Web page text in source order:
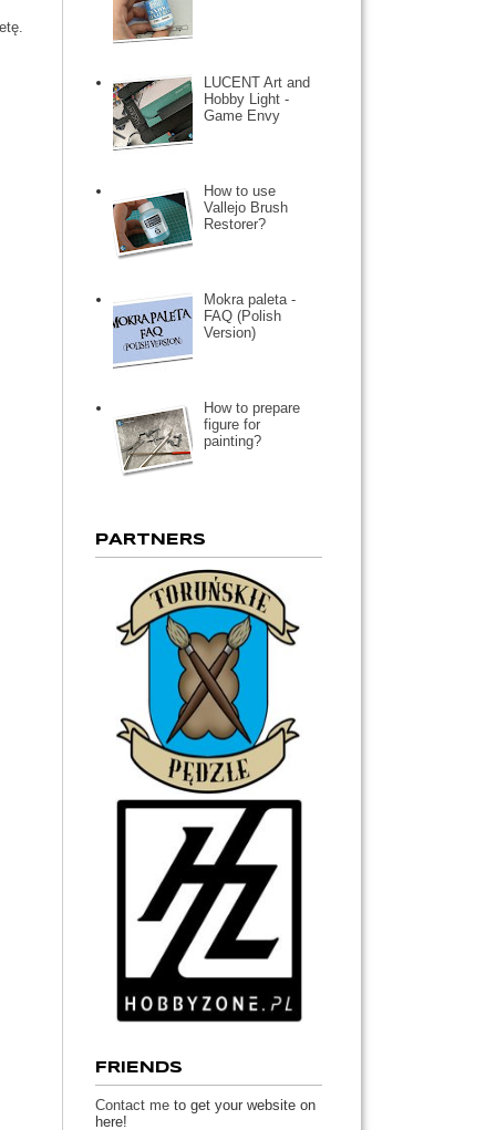
LUCENT Art and
Hobby Light -
Game Envy
How to use
Vallejo Brush
Restorer?
Mokra paleta -
FAQ (Polish
Version)
How to prepare
figure for
painting?
PARTNERS
FRIENDS
Contact me to get your website on
here!